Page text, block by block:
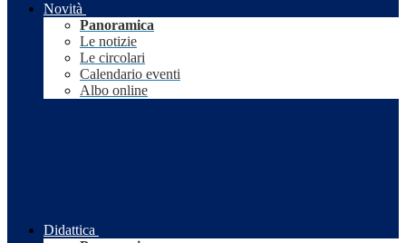
Novità
Panoramica
Le notizie
Le circolari
Calendario eventi
Albo online
Didattica